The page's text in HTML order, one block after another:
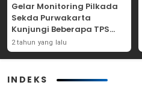
Gelar Monitoring Pilkada
Sekda Purwakarta
Kunjungi Beberapa TPS
Yang Ada Di Purwakarta
2 tahun yang lalu
INDEKS